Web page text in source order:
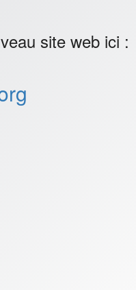
site web ici :